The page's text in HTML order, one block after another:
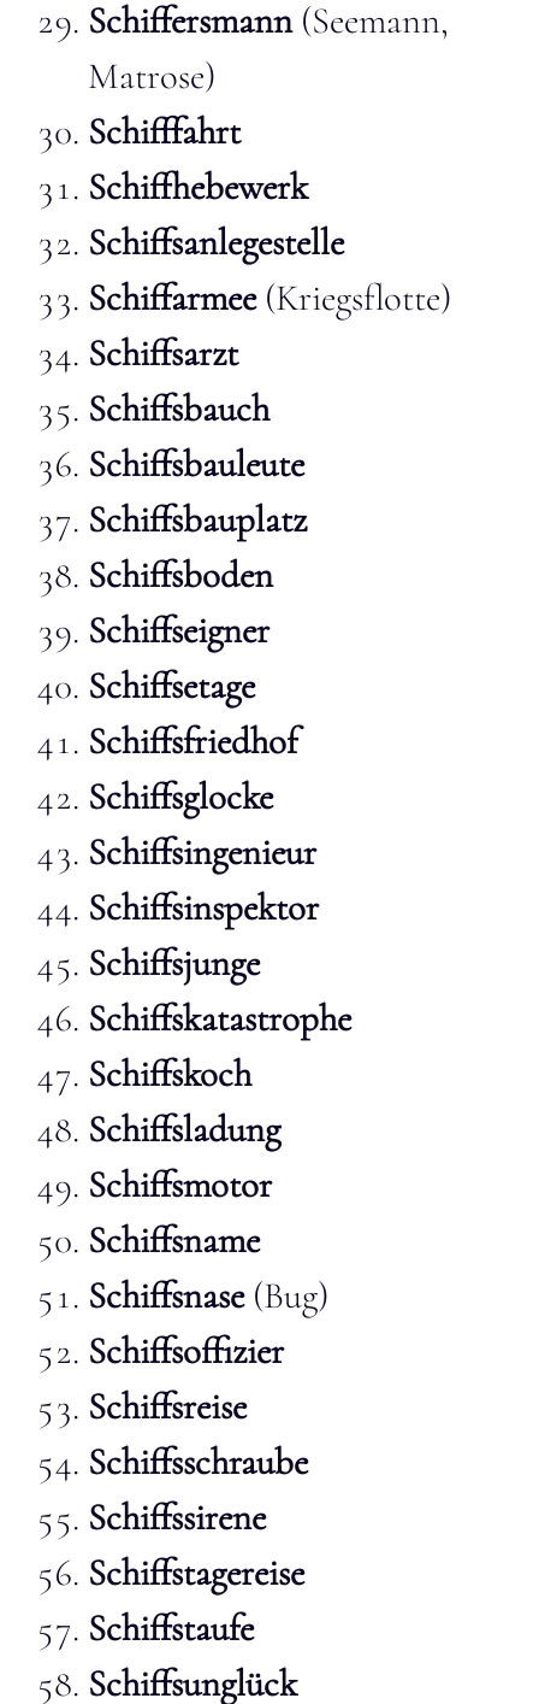
Schiffersmann(Seemann,
Matrose)
Schifffahrt
Schiffhebewerk
Schiffsanlegestelle
Schiffarmee(Kriegsflotte)
Schiffsarzt
Schiffsbauch
Schiffsbauleute
Schiffsbauplatz
Schiffsboden
Schiffseigner
Schiffsetage
Schiffsfriedhof
Schiffsglocke
Schiffsingenieur
Schiffsinspektor
Schiffsjunge
Schiffskatastrophe
Schiffskoch
Schiffsladung
Schiffsmotor
Schiffsname
Schiffsnase(Bug)
Schiffsoffizier
Schiffsreise
Schiffsschraube
Schiffssirene
Schiffstagereise
Schiffstaufe
Schiffsunglück